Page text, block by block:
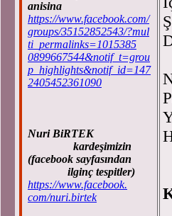
anisina
https://www.facebook.com/
groups/35152852543/?mul
ti_permalinks=1015385
0899667544&notif_t=grou
p_highlights&notif_id=147
2405452361090
Nuri BiRTEK
kardeşimizin
(facebook sayfasından
ilginç tespitler)
https://www.facebook.
com/nuri.birtek